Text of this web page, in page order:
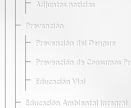
Adjuntos noticias
Prevención
Prevención del Dengue
Prevención de Consumos
Educación Vial
Educación Ambiental Integral